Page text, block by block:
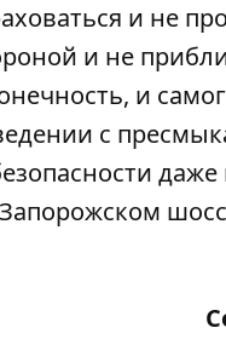
и не
и не
и
с